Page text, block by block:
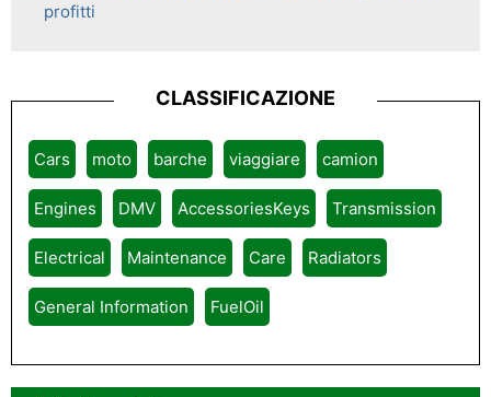
profitti
CLASSIFICAZIONE
Cars moto barche viaggiare camion
Engines DMV AccessoriesKeys Transmission
Electrical Maintenance Care Radiators
General Information FuelOil